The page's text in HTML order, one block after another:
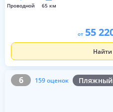
проводной 65 км
от 55
6 159 оценок Пляжный
6 159 оценок